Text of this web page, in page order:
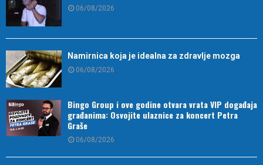
06/08/2026
Namirnica koja je idealna za zdravlje mozga
06/08/2026
Bingo Group i ove godine otvara vrata VIP događaja
građanima: Osvojite ulaznice za koncert Petra
Graše
06/08/2026